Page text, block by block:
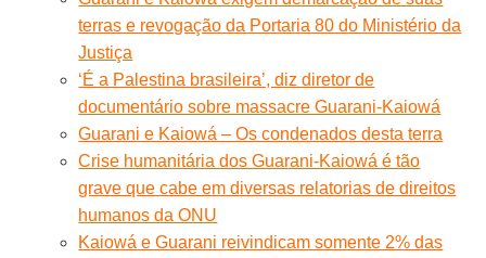
terras e revogação da Portaria 80 do Ministério da
Justiça
‘É a Palestina brasileira’, diz diretor de
documentário sobre massacre Guarani-Kaiowá
Guarani e Kaiowá – Os condenados desta terra
Crise humanitária dos Guarani-Kaiowá é tão
grave que cabe em diversas relatorias de direitos
humanos da ONU
Kaiowá e Guarani reivindicam somente 2% das